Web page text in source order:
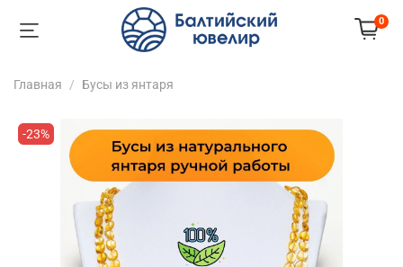
0
Главная Бусы из янтаря
-23%